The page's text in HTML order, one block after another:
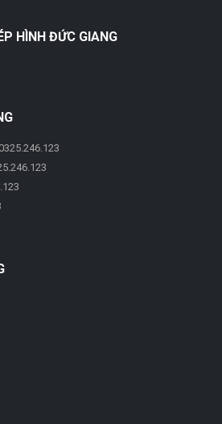
HÌNH ĐỨC GIANG
0325.246.123